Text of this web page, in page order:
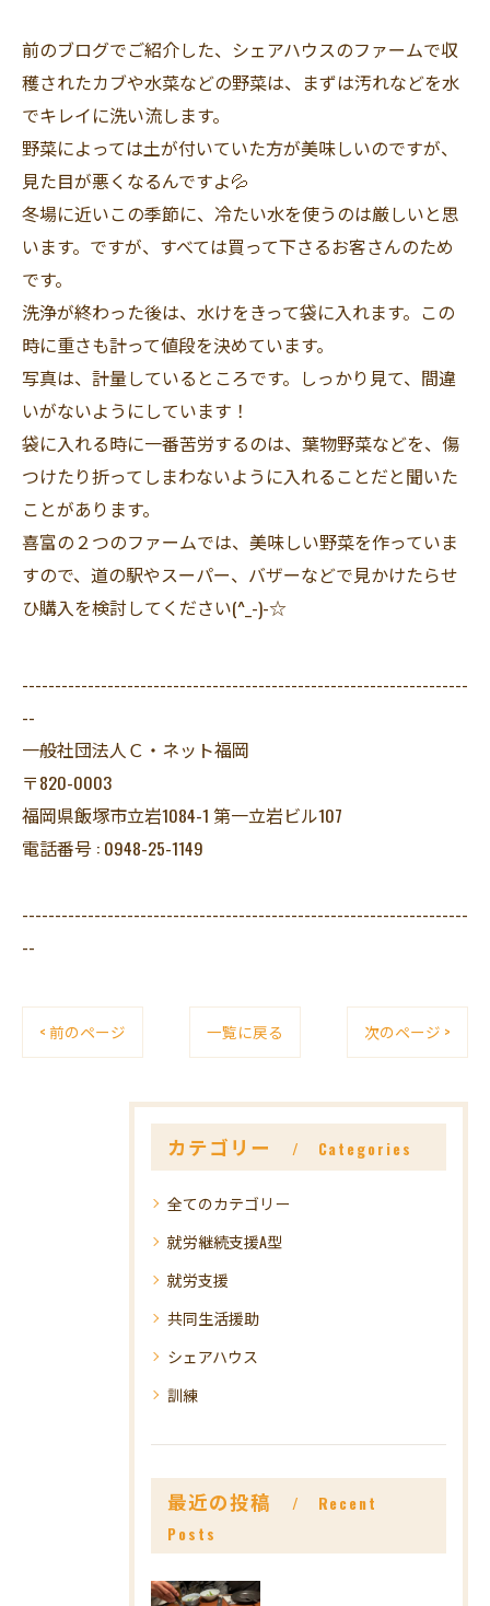
前のブログでご紹介した、シェアハウスのファームで収
穫されたカブや水菜などの野菜は、まずは汚れなどを水
でキレイに洗い流します。
野菜によっては土が付いていた方が美味しいのですが、
見た目が悪くなるんですよ💦
冬場に近いこの季節に、冷たい水を使うのは厳しいと思
います。ですが、すべては買って下さるお客さんのため
です。
洗浄が終わった後は、水けをきって袋に入れます。この
時に重さも計って値段を決めています。
写真は、計量しているところです。しっかり見て、間違
いがないようにしています！
袋に入れる時に一番苦労するのは、葉物野菜などを、傷
つけたり折ってしまわないように入れることだと聞いた
ことがあります。
喜富の２つのファームでは、美味しい野菜を作っていま
すので、道の駅やスーパー、バザーなどで見かけたらせ
ひ購入を検討してください(^_-)-☆
--------------------------------------------------------------------
--
一般社団法人Ｃ・ネット福岡
〒820-0003
福岡県飯塚市立岩1084-1 第一立岩ビル107
電話番号 : 0948-25-1149
--------------------------------------------------------------------
--
< 前のページ 一覧に戻る 次のページ >
カテゴリー Categories
全てのカテゴリー
就労継続支援A型
就労支援
共同生活援助
シェアハウス
訓練
最近の投稿
Recent
Posts